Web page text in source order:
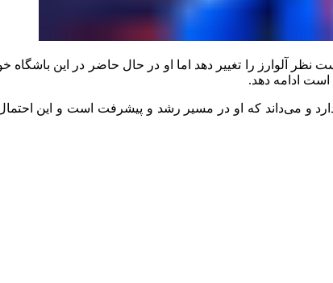
نظر آلوارز را تغییر دهد اما او در حال حاضر در این
است ادامه دهد.
و می‌داند که او در مسیر رشد و پیشرفت است و این